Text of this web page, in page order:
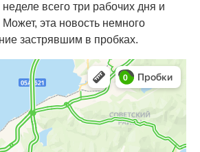
всего три рабочих дня и
эта новость немного
застрявшим в пробках.